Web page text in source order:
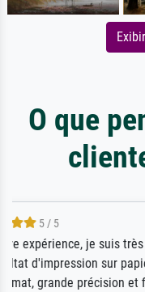
O que
ik beoordeel
Door de
scrollen is